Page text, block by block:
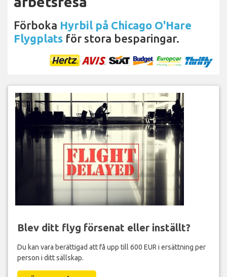
Förboka Hyrbil på Chicago O'Hare
Flygplats för stora besparingar.
Blev ditt flyg försenat eller inställt?
Du kan vara berättigad att få upp till 600 EUR i ersättning per
person i ditt sällskap.